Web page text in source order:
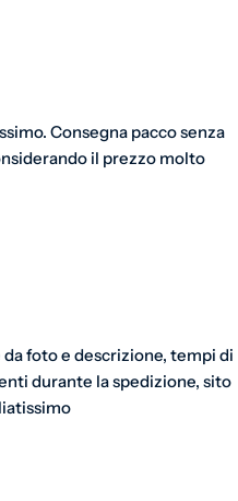
Consegna pacco senza
il prezzo molto
foto e descrizione, tempi di
durante la spedizione, sito